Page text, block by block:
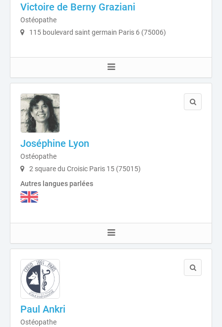
Victoire de Berny Graziani
Ostéopathe
115 boulevard saint germain Paris 6 (75006)
Joséphine Lyon
Ostéopathe
2 square du Croisic Paris 15 (75015)
Autres langues parlées
Paul Ankri
Ostéopathe